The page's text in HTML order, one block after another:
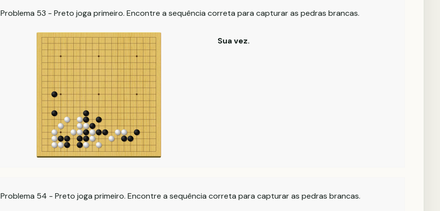
Problema 53 - Preto joga primeiro. Encontre a sequência correta para capturar as pedras brancas.
Sua vez.
Problema 54 - Preto joga primeiro. Encontre a sequência correta para capturar as pedras brancas.